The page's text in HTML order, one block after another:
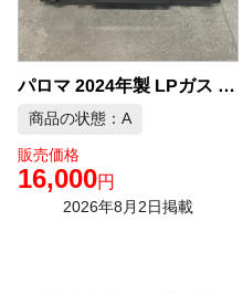
パロマ 2024年製 LPガス ガスコンロ 中古品販売
商品の状態：A
販売価格
16,000円
2026年8月2日掲載